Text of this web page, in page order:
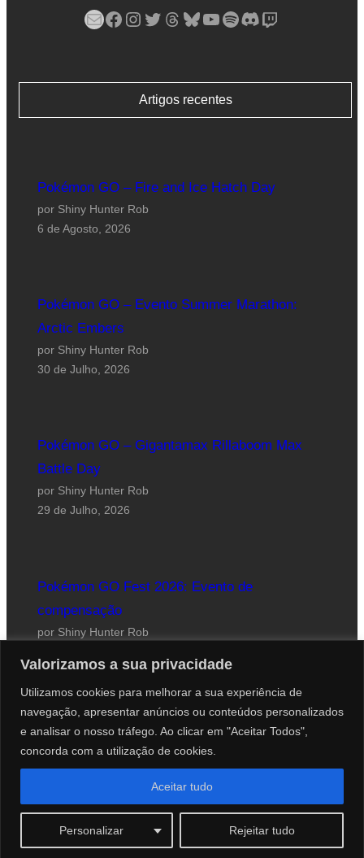
Valorizamos a sua privacidade
Utilizamos cookies para melhorar a sua experiência de
navegação, apresentar anúncios ou conteúdos personalizados
e analisar o nosso tráfego. Ao clicar em "Aceitar Todos",
concorda com a utilização de cookies.
Personalizar Rejeitar tudo
Aceitar tudo
Mail Facebook Instagram Twitter Threads Bluesky YouTube Spotify Discord Twitch
Artigos recentes
Pokémon GO – Fire and Ice Hatch Day
por Shiny Hunter Rob
6 de Agosto, 2026
Pokémon GO – Evento Summer Marathon:
Arctic Embers
por Shiny Hunter Rob
30 de Julho, 2026
Pokémon GO – Gigantamax Rillaboom Max
Battle Day
por Shiny Hunter Rob
29 de Julho, 2026
Pokémon GO Fest 2026: Evento de
compensação
por Shiny Hunter Rob
Website desenhado por Roberto Coutinho
© 2012-2026 PokéCenter Blog